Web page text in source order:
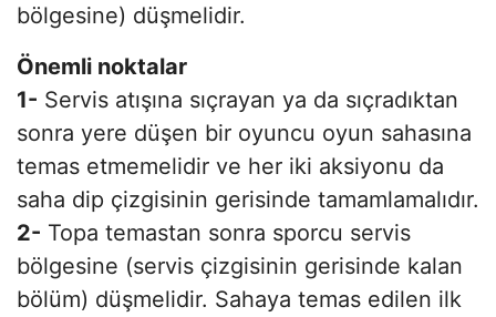
bölgesine) düşmelidir.
Önemli noktalar
1- Servis atışına sıçrayan ya da sıçradıktan
sonra yere düşen bir oyuncu oyun sahasına
temas etmemelidir ve her iki aksiyonu da
saha dip çizgisinin gerisinde tamamlamalıdır.
2- Topa temastan sonra sporcu servis
bölgesine (servis çizgisinin gerisinde kalan
bölüm) düşmelidir. Sahaya temas edilen ilk